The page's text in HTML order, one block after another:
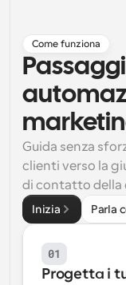
Blog
Rimani
Riunioni
Incontrare i
Link di
Prenota
Webhook
Ricevi una
Come funziona
Guida senza
clienti verso la
di contatto della
Inizia Parla
01
Progetta i